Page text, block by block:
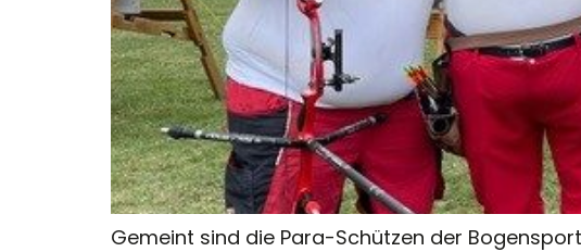
Gemeint sind die Para-Schützen der